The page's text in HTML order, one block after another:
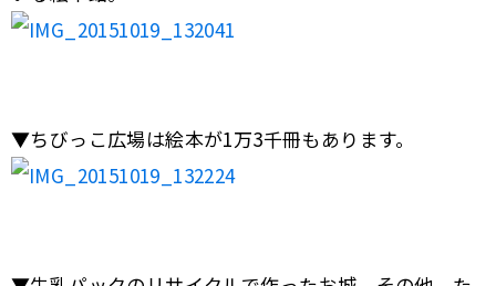
▼ちびっこ広場は絵本が1万3千冊もあります。